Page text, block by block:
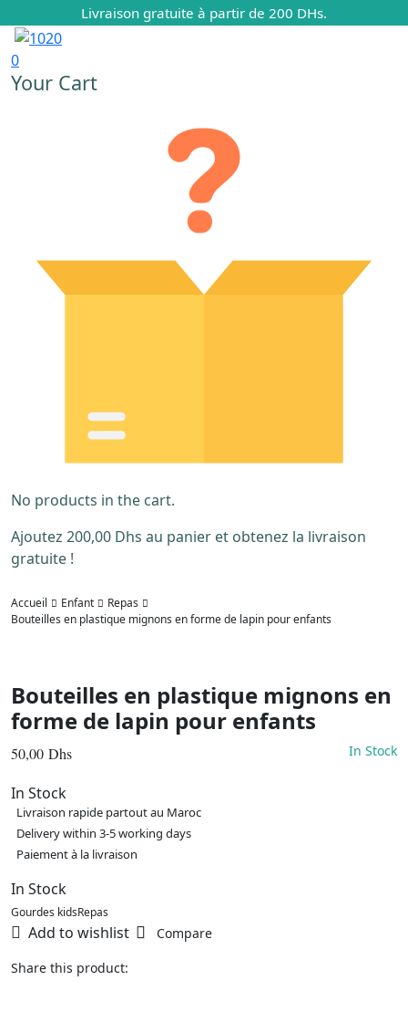
Livraison gratuite à partir de 200 DHs.
0
Your Cart
No products in the cart.
Ajoutez 200,00 Dhs au panier et obtenez la livraison
gratuite !
Accueil Enfant
Repas
Bouteilles en plastique mignons en forme de lapin pour enfants
Bouteilles en plastique mignons en
forme de lapin pour enfants
50,00 Dhs In Stock
In Stock
Livraison rapide partout au Maroc
Delivery within 3-5 working days
Paiement à la livraison
In Stock
Gourdes kidsRepas
Add to wishlist Compare
Share this product: